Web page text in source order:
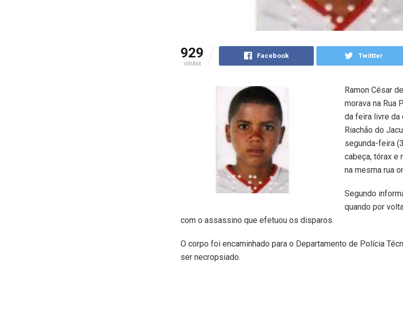
929
VIRAM
Facebook Twittter
Ramon César
morava na Rua
da feira livre da
Riachão do
segunda-feira
cabeça, tórax e
na mesma rua
Segundo
quando por
com o assassino que efetuou os disparos.
O corpo foi encaminhado para o Departamento de Polícia
ser necropsiado.